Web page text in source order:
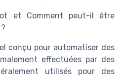
et Comment peut-il être
conçu pour automatiser des
effectuées par des
utilisés pour des